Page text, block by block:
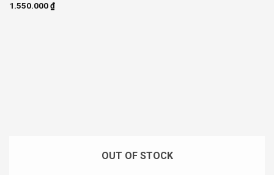
1.550.000₫
OUT OF STOCK